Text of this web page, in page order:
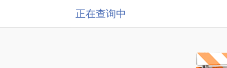
正在查询中